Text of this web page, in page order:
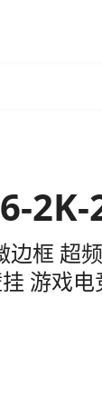
2K-
边框 超
游戏电